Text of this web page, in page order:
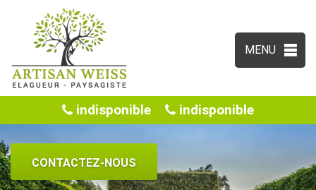
MENU
indisponible indisponible
CONTACTEZ-NOUS